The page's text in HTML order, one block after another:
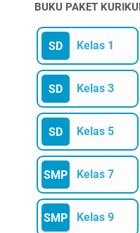
BUKU PAKET
SD Kelas 1
SD Kelas 3
SD Kelas 5
SMP Kelas 7
SMP Kelas 9